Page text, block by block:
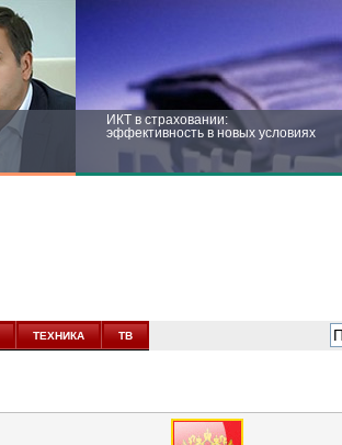
ИКТ в страховании:
эффективность в новых условиях
новых условиях
ТЕХНИКА ТВ